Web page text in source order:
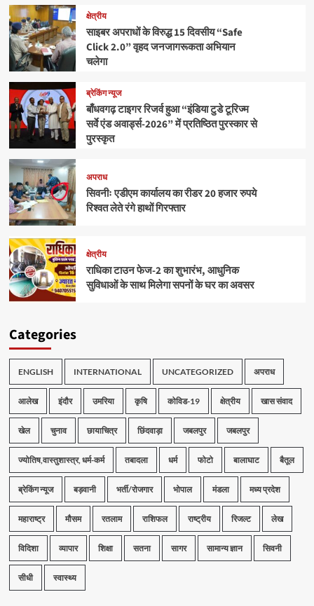
क्षेत्रीय
साइबर अपराधों के विरुद्ध 15 दिवसीय “Safe
Click 2.0” वृहद जनजागरूकता अभियान
चलेगा
ब्रेकिंग न्यूज
बाँधवगढ़ टाइगर रिजर्व हुआ “इंडिया टुडे टूरिज्म
सर्वे एंड अवार्ड्स-2026” में प्रतिष्ठित पुरस्कार से
पुरस्कृत
अपराध
सिवनीः एडीएम कार्यालय का रीडर 20 हजार रुपये
रिश्वत लेते रंगे हाथों गिरफ्तार
क्षेत्रीय
राधिका टाउन फेज-2 का शुभारंभ, आधुनिक
सुविधाओं के साथ मिलेगा सपनों के घर का अवसर
Categories
ENGLISH INTERNATIONAL UNCATEGORIZED अपराध
आलेख इंदौर उमरिया कृषि कोविड-19 क्षेत्रीय खास संवाद
खेल चुनाव छायाचित्र छिंदवाड़ा जबलपुर जबलपुर
ज्योतिष,वास्तुशास्त्र, धर्म-कर्म तबादला धर्म फोटो बालाघाट बैतूल
ब्रेकिंग न्यूज बड़वानी भर्ती/रोजगार भोपाल मंडला मध्य प्रदेश
महाराष्ट्र मौसम रतलाम राशिफल राष्ट्रीय रिजल्ट लेख
विदिशा व्यापार शिक्षा सतना सागर सामान्य ज्ञान सिवनी
सीधी स्वास्थ्य